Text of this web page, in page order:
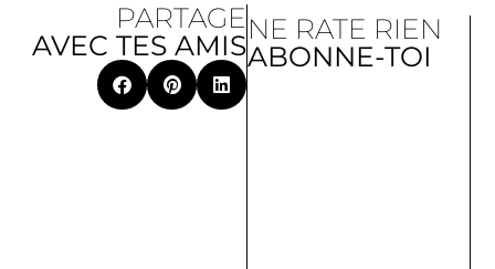
PARTAGE
AVEC TES AMISNE RATE RIEN
ABONNE-TOI